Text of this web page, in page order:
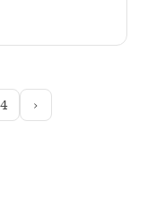
4 ›